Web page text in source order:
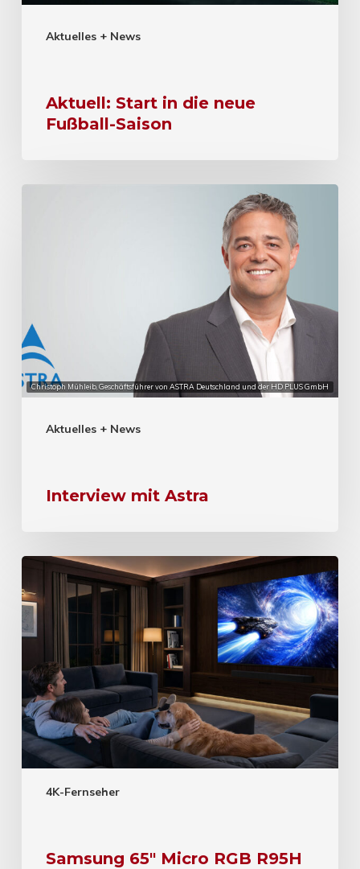
Aktuelles + News
Aktuell: Start in die neue
Fußball-Saison
Christoph Mühleib, Geschäftsführer von ASTRA Deutschland und der HD PLUS GmbH
Aktuelles + News
Interview mit Astra
4K-Fernseher
Samsung 65″ Micro RGB R95H